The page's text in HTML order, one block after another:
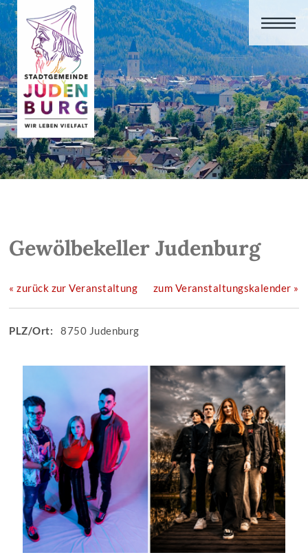
Gewölbekeller Judenburg
« zurück zur Veranstaltung zum Veranstaltungskalender »
PLZ/Ort: 8750 Judenburg